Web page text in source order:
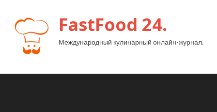
FastFood 24.
Международный кулинарный онлайн-журнал.